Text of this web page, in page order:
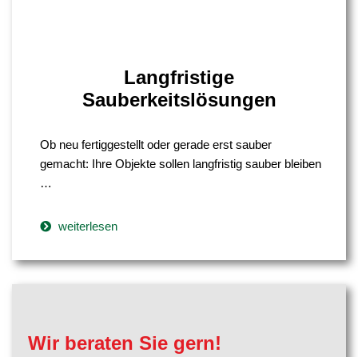
Langfristige
Sauberkeitslösungen
Ob neu fertiggestellt oder gerade erst sauber
gemacht: Ihre Objekte sollen langfristig sauber bleiben
…
weiterlesen
Wir beraten Sie gern!